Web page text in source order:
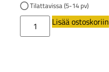
Tilattavissa (5-14 pv)
Lisää ostoskoriin